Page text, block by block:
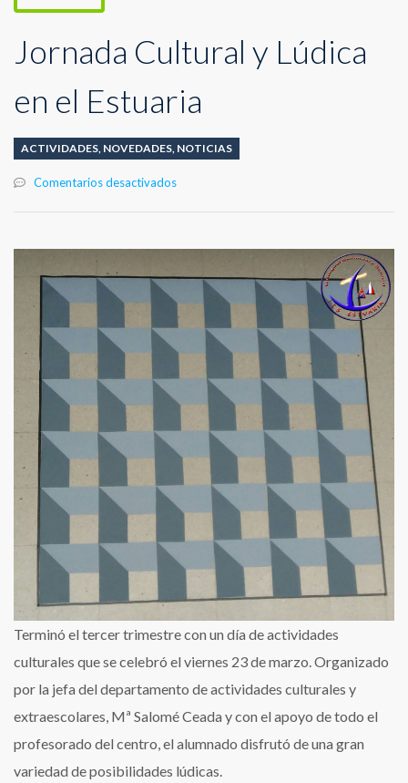
Jornada Cultural y Lúdica
en el Estuaria
ACTIVIDADES, NOVEDADES, NOTICIAS
Comentarios desactivadosen
Jornada
Lúdica
en
Estuaria
Terminó el tercer trimestre con un día de actividades
culturales que se celebró el viernes 23 de marzo. Organizado
por la jefa del departamento de actividades culturales y
extraescolares, Mª Salomé Ceada y con el apoyo de todo el
profesorado del centro, el alumnado disfrutó de una gran
variedad de posibilidades lúdicas.